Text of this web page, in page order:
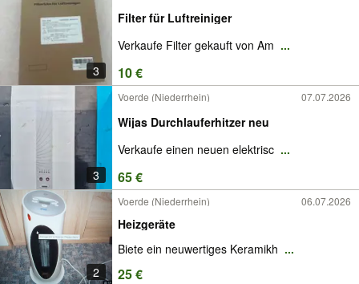
3
Filter für Luftreiniger
Verkaufe Filter gekauft von Am ...
10 €
3
Voerde (Niederrhein) 07.07.2026
Wijas Durchlauferhitzer neu
Verkaufe einen neuen elektrisc ...
65 €
2
Voerde (Niederrhein) 06.07.2026
Heizgeräte
Biete ein neuwertiges Keramikh ...
25 €